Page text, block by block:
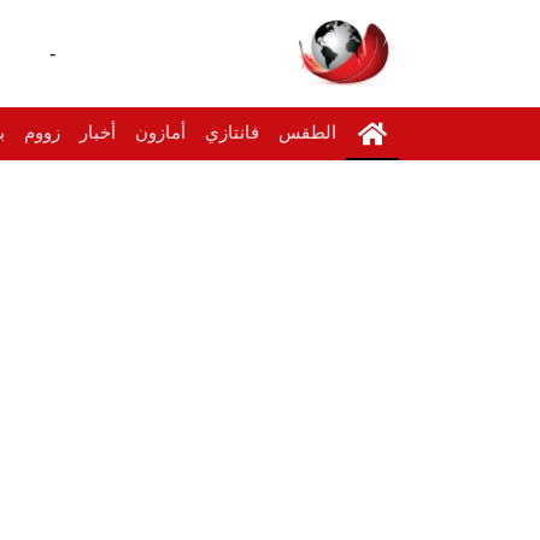
-
الطقس فانتازي أمازون أخبار زووم